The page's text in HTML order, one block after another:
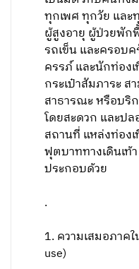
ทุกเพศ ทุกวัย และ
ผู้สูงอายุ ผู้ป่วยพั
รถเข็น และครอบ
ครรภ์ และนักท่อง
กระเป๋าสัมภาระ ส
สาธารณะ หรือบริ
โดยสะดวก และป
สถานที่ แหล่งท่อง
ฟุตบาททางเดินเท้
ประกอบด้วย
.
1. ความเสมอภาค
use)